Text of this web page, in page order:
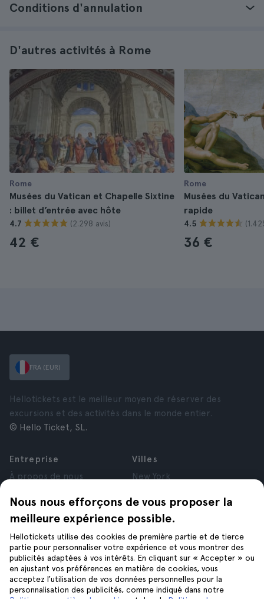
Conditions d'annulation
D'autres activités à Rome
Rome
Musées du Vatican et Chapelle Sixtine
: billet d’entrée avec hôte
4.7 (2.298 avis)
42 €
Rome
Musées du
rapide
4.5
36 €
Nous nous efforçons de vous proposer la
meilleure expérience possible.
Hellotickets utilise des cookies de première partie et de tierce
partie pour personnaliser votre expérience et vous montrer des
publicités adaptées à vos intérêts. En cliquant sur « Accepter » ou
en ajustant vos préférences en matière de cookies, vous
acceptez l’utilisation de vos données personnelles pour la
personnalisation des publicités, comme indiqué dans notre
FRA (EUR)
Hellotickets est le meilleur moyen de réserver des
excursions et des activités dans le monde entier.
© Hello Ticket, SL.
Entreprise
À propos de nous
Affiliés
Avis
Confidentialité
Conditions générales
Mentions Légales
Cookies
Villes
New York
Paris
Londres
Grenade
Cracovie
Tenerife